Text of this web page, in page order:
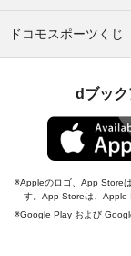
ドコモスポーツくじ
dブック
Appleのロゴ、App Store
す。App Storeは、Apple
Google Play および